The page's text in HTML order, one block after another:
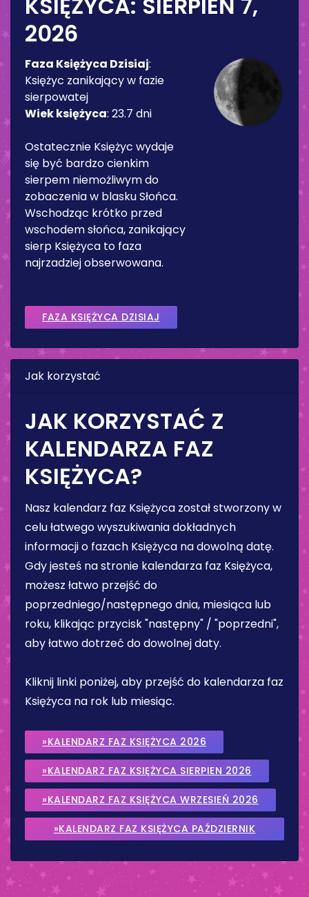
2026
Faza Księżyca Dzisiaj:
Księżyc zanikający w fazie
sierpowatej
Wiek księżyca: 23.7 dni
Ostatecznie Księżyc wydaje
się być bardzo cienkim
sierpem niemożliwym do
zobaczenia w blasku Słońca.
Wschodząc krótko przed
wschodem słońca, zanikający
sierp Księżyca to faza
najrzadziej obserwowana.
FAZA KSIĘŻYCA DZISIAJ
Jak korzystać
JAK KORZYSTAĆ Z
KALENDARZA FAZ
KSIĘŻYCA?
Nasz kalendarz faz Księżyca został stworzony w
celu łatwego wyszukiwania dokładnych
informacji o fazach Księżyca na dowolną datę.
Gdy jesteś na stronie kalendarza faz Księżyca,
możesz łatwo przejść do
poprzedniego/następnego dnia, miesiąca lub
roku, klikając przycisk "następny" / "poprzedni",
aby łatwo dotrzeć do dowolnej daty.
Kliknij linki poniżej, aby przejść do kalendarza faz
Księżyca na rok lub miesiąc.
»KALENDARZ FAZ KSIĘŻYCA 2026
»KALENDARZ FAZ KSIĘŻYCA SIERPIEN 2026
»KALENDARZ FAZ KSIĘŻYCA WRZESIEŃ 2026
»KALENDARZ FAZ KSIĘŻYCA PAŹDZIERNIK